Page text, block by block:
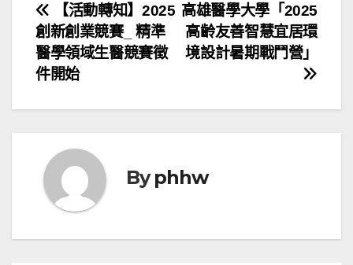
文
章
導
覽
高雄醫學大學「2025
高齡友善智慧宜居環
境設計暑期戰鬥營」
【活動轉知】2025
創新創業競賽_ 精準
醫學領域生醫競賽徵
件開始
Byphhw